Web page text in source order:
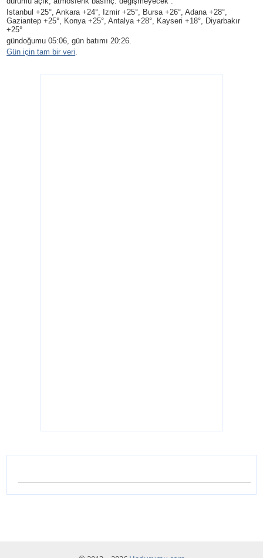
Istanbul +25°, Ankara +24°, Izmir +25°, Bursa +26°, Adana +28°,
Gaziantep +25°, Konya +25°, Antalya +28°, Kayseri +18°, Diyarbakır
+25°
gündoğumu 05:06, gün batımı 20:26.
Gün için tam bir veri.